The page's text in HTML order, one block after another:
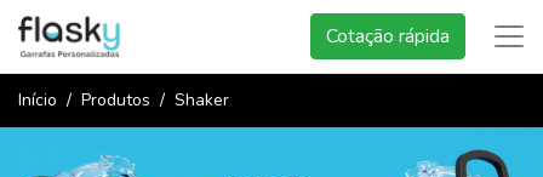
Cotação rápida
Início Produtos Shaker